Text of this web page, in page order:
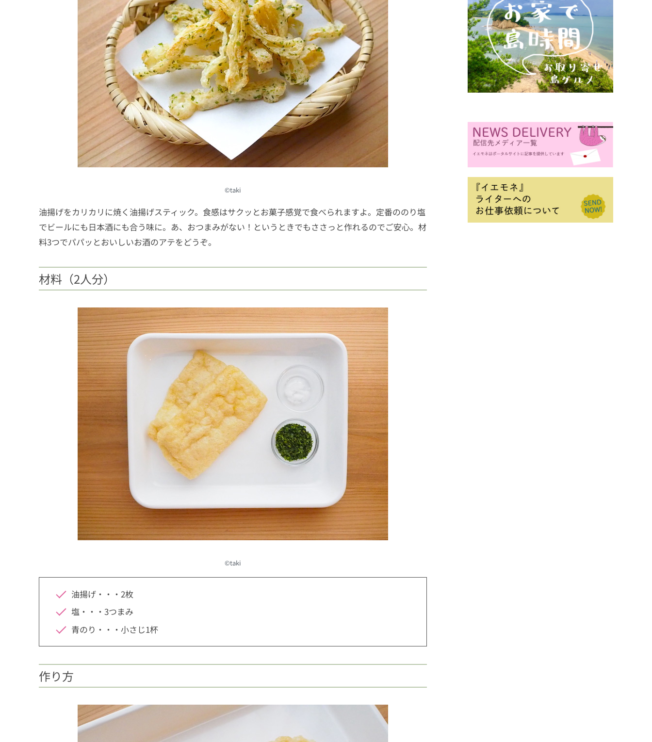
©︎taki
油揚げをカリカリに焼く油揚げスティック。食感はサクッとお菓子感覚で食べられますよ。定番ののり塩
でビールにも日本酒にも合う味に。あ、おつまみがない！というときでもささっと作れるのでご安心。材
料3つでパパッとおいしいお酒のアテをどうぞ。
材料（2人分）
©︎taki
油揚げ・・・2枚
塩・・・3つまみ
青のり・・・小さじ1杯
作り方